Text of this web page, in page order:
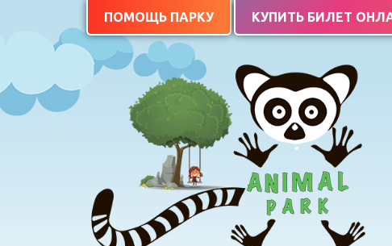
ПОМОЩЬ ПАРКУ КУПИТЬ БИЛЕТ